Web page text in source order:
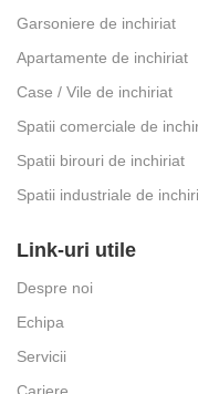
Garsoniere de inchiriat
Apartamente de inchiriat
Case / Vile de inchiriat
Spatii comerciale de
Spatii birouri de inchiriat
Spatii industriale de
Link-uri utile
Despre noi
Echipa
Servicii
Cariere